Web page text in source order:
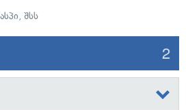
, შსს
2